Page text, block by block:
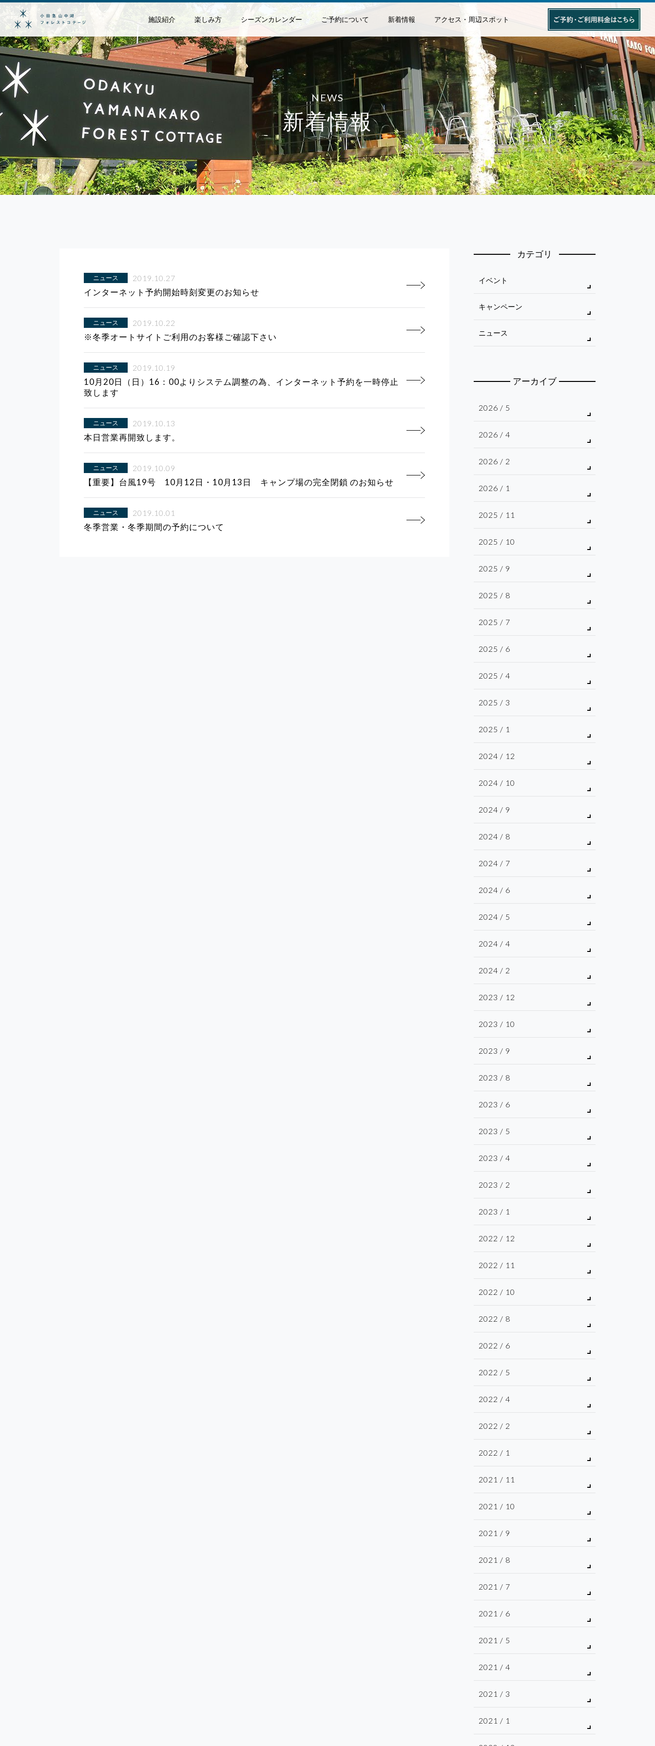
施設紹介 楽しみ方 シーズンカレンダー ご予約について 新着情報 アクセス・周辺スポット
NEWS
新着情報
カテゴリ
イベント
キャンペーン
ニュース
アーカイブ
2026 / 5
2026 / 4
2026 / 2
2026 / 1
2025 / 11
2025 / 10
2025 / 9
2025 / 8
2025 / 7
2025 / 6
2025 / 4
2025 / 3
2025 / 1
2024 / 12
2024 / 10
2024 / 9
2024 / 8
2024 / 7
2024 / 6
2024 / 5
2024 / 4
2024 / 2
2023 / 12
2023 / 10
2023 / 9
2023 / 8
2023 / 6
2023 / 5
2023 / 4
2023 / 2
2023 / 1
2022 / 12
2022 / 11
2022 / 10
2022 / 8
2022 / 6
2022 / 5
2022 / 4
2022 / 2
2022 / 1
2021 / 11
2021 / 10
2021 / 9
2021 / 8
2021 / 7
2021 / 6
2021 / 5
2021 / 4
2021 / 3
2021 / 1
ニュース 2019.10.27
インターネット予約開始時刻変更のお知らせ
ニュース 2019.10.22
※冬季オートサイトご利用のお客様ご確認下さい
ニュース 2019.10.19
10月20日（日）16：00よりシステム調整の為、インターネット予約を一時停止
致します
ニュース 2019.10.13
本日営業再開致します。
ニュース 2019.10.09
【重要】台風19号 10月12日・10月13日 キャンプ場の完全閉鎖 のお知らせ
ニュース 2019.10.01
冬季営業・冬季期間の予約について